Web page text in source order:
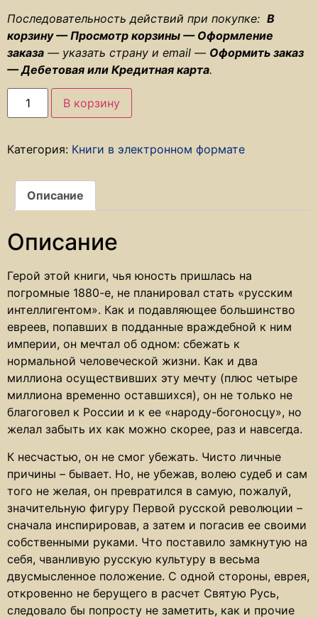
Последовательность действий при покупке: В
корзину — Просмотр корзины — Оформление
заказа — указать страну и email — Оформить заказ
— Дебетовая или Кредитная карта.
В корзину
Категория: Книги в электронном формате
Описание
Описание
Герой этой книги, чья юность пришлась на
погромные 1880-е, не планировал стать «русским
интеллигентом». Как и подавляющее большинство
евреев, попавших в подданные враждебной к ним
империи, он мечтал об одном: сбежать к
нормальной человеческой жизни. Как и два
миллиона осуществивших эту мечту (плюс четыре
миллиона временно оставшихся), он не только не
благоговел к России и к ее «народу-богоносцу», но
желал забыть их как можно скорее, раз и навсегда.
К несчастью, он не смог убежать. Чисто личные
причины – бывает. Но, не убежав, волею судеб и сам
того не желая, он превратился в самую, пожалуй,
значительную фигуру Первой русской революции –
сначала инспирировав, а затем и погасив ее своими
собственными руками. Что поставило замкнутую на
себя, чванливую русскую культуру в весьма
двусмысленное положение. С одной стороны, еврея,
откровенно не берущего в расчет Святую Русь,
следовало бы попросту не заметить, как и прочие